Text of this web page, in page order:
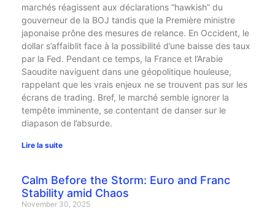
marchés réagissent aux déclarations “hawkish” du
gouverneur de la BOJ tandis que la Première ministre
japonaise prône des mesures de relance. En Occident, le
dollar s’affaiblit face à la possibilité d’une baisse des taux
par la Fed. Pendant ce temps, la France et l’Arabie
Saoudite naviguent dans une géopolitique houleuse,
rappelant que les vrais enjeux ne se trouvent pas sur les
écrans de trading. Bref, le marché semble ignorer la
tempête imminente, se contentant de danser sur le
diapason de l’absurde.
Lire la suite
Calm Before the Storm: Euro and Franc
Stability amid Chaos
November 30, 2025